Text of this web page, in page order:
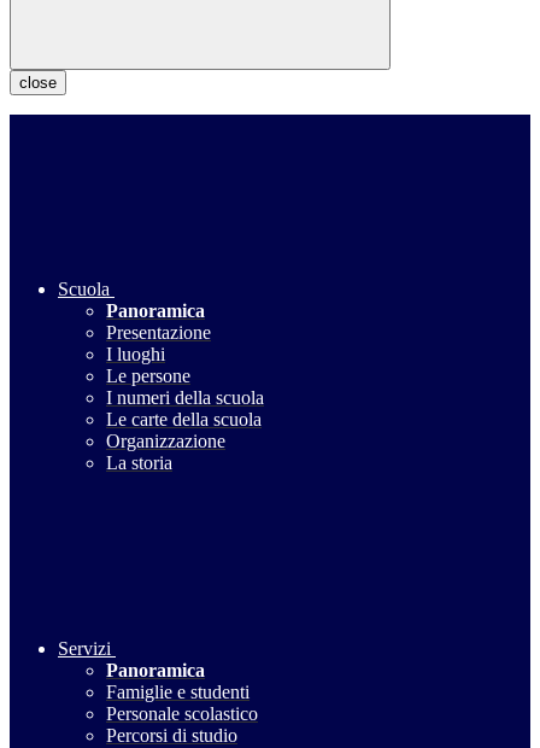
close
Scuola
Panoramica
Presentazione
I luoghi
Le persone
I numeri della scuola
Le carte della scuola
Organizzazione
La storia
Servizi
Panoramica
Famiglie e studenti
Personale scolastico
Percorsi di studio